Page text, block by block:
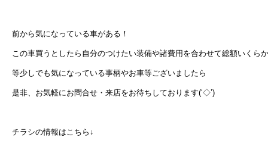
前から気になっている車がある！
この車買うとしたら自分のつけたい装備や諸費用を合わせて総額いくら
等少しでも気になっている事柄やお車等ございましたら
是非、お気軽にお問合せ・来店をお待ちしております(‘◇’)ゞ
チラシの情報はこちら↓